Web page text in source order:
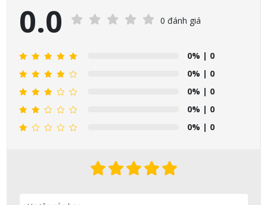
0.0 0 đánh giá
0% | 0
0% | 0
0% | 0
0% | 0
0% | 0